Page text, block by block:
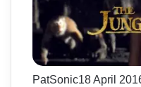
PatSonic18 April